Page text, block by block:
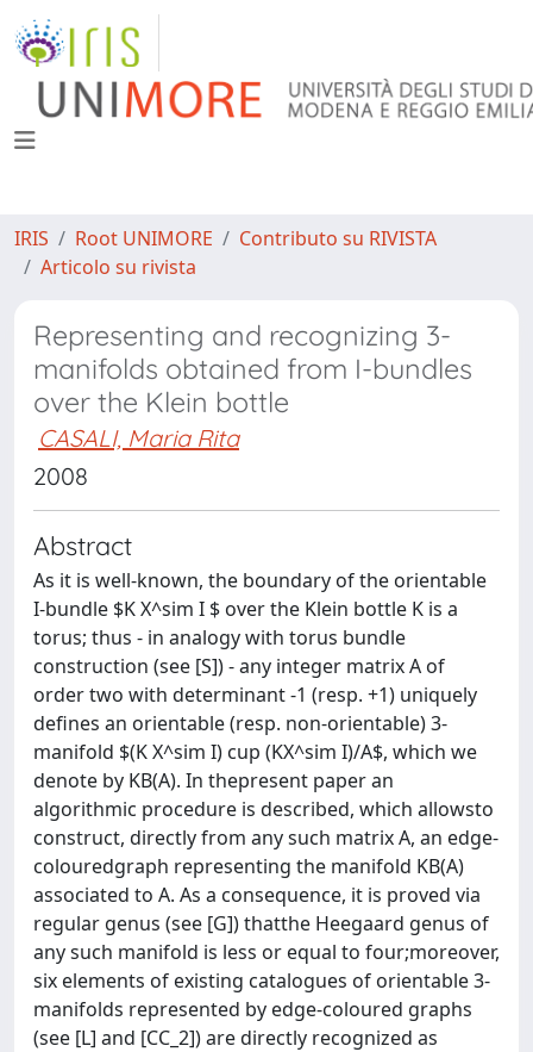
IRIS Root UNIMORE
Contributo su RIVISTA
Articolo su rivista
Representing and recognizing 3-
manifolds obtained from I-bundles
over the Klein bottle
CASALI, Maria Rita
2008
Abstract
As it is well-known, the boundary of the orientable
I-bundle $K X^sim I $ over the Klein bottle K is a
torus; thus - in analogy with torus bundle
construction (see [S]) - any integer matrix A of
order two with determinant -1 (resp. +1) uniquely
defines an orientable (resp. non-orientable) 3-
manifold $(K X^sim I) cup (KX^sim I)/A$, which we
denote by KB(A). In thepresent paper an
algorithmic procedure is described, which allowsto
construct, directly from any such matrix A, an edge-
colouredgraph representing the manifold KB(A)
associated to A. As a consequence, it is proved via
regular genus (see [G]) thatthe Heegaard genus of
any such manifold is less or equal to four;moreover,
six elements of existing catalogues of orientable 3-
manifolds represented by edge-coloured graphs
(see [L] and [CC_2]) are directly recognized as